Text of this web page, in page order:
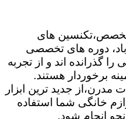
های
دوره های تخصصی
گذرانده اند و از تجربه
برخوردار هستند.
مدرن،از جدید ترین ابزار
خانگی شما استفاده
نحو انجام شود.